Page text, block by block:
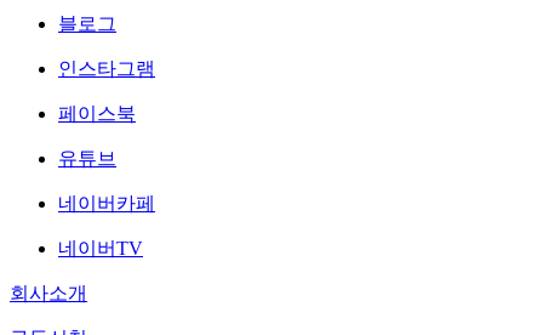
블로그
인스타그램
페이스북
유튜브
네이버카페
네이버TV
회사소개